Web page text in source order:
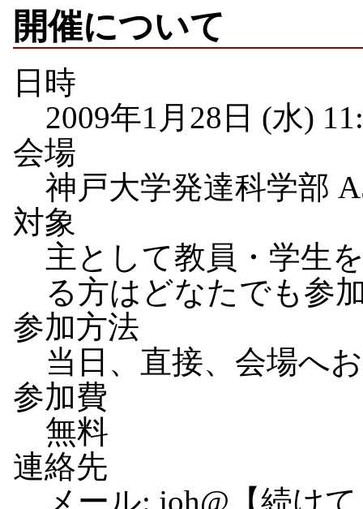
開催について
日時
2009年1月28日 (水)
会場
神戸大学発達科学部
対象
主として教員・学生
る方はどなたでも参
参加方法
当日、直接、会場へ
参加費
無料
連絡先
メール: joh@ 【続け